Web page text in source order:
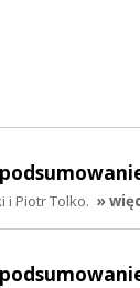
i Piotr Tolko. »